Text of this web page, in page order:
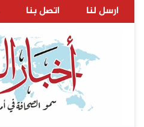
ارسل لنا اتصل بنا